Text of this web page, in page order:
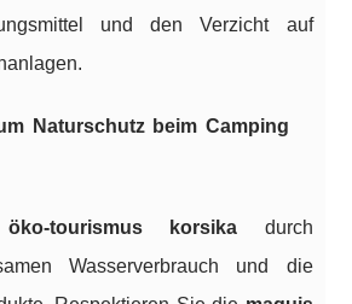
und den Verzicht auf
Naturschutz beim Camping
öko-tourismus korsika durch
Wasserverbrauch und die